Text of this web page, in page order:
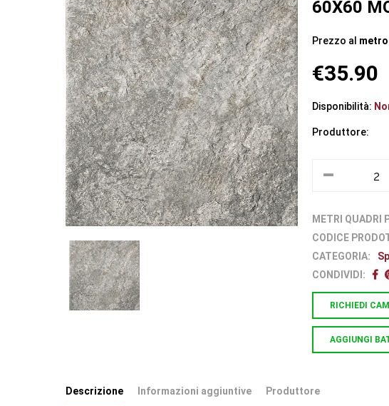
60X60
Prezzo al
€35.90
Disponibilità:
Produttore:
METRI QUADRI
CODICE
CATEGORIA:
CONDIVIDI:
RICHIEDI
AGGIUNGI
Descrizione Informazioni aggiuntive Produttore